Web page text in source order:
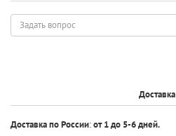
Задать
вопрос
Доставка
Доставка по России:от 1 до 5-6 дней.